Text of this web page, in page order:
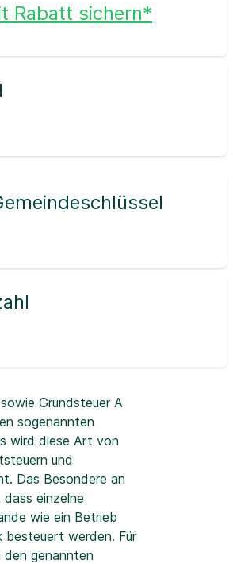
Rabatt sichern*
Grundsteuer A
sogenannten
wird diese Art von
und
Das Besondere an
einzelne
wie ein Betrieb
besteuert werden. Für
den genannten